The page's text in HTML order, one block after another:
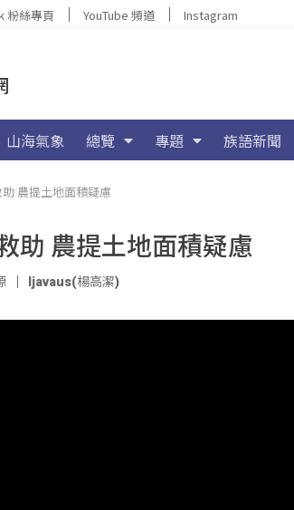
粉絲專頁 YouTube 頻道 Instagram
山海氣象 總覽 專題 族語新聞
農提土地面積疑慮
助 農提土地面積疑慮
ljavaus(楊高潔)